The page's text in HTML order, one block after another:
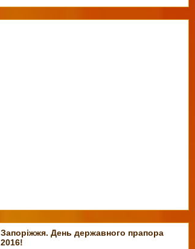
Запоріжжя. День державного прапора
2016!